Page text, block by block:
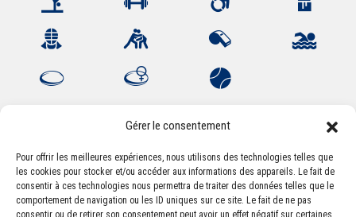
Gérer le consentement
Pour offrir les meilleures expériences, nous utilisons des technologies telles que
les cookies pour stocker et/ou accéder aux informations des appareils. Le fait de
consentir à ces technologies nous permettra de traiter des données telles que le
comportement de navigation ou les ID uniques sur ce site. Le fait de ne pas
consentir ou de retirer son consentement peut avoir un effet négatif sur certaines
Association Sportive Montferrandaise
84, boulevard Léon Jouhaux
CS 80221 - 63021 Clermont-Ferrand Cedex 2